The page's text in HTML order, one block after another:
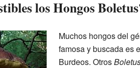
los Hongos
Muchos hongos del
famosa y buscada es
Burdeos. Otros